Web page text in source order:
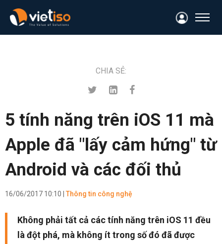
CHIA SẺ:
5 tính năng trên iOS 11 mà
Apple đã "lấy cảm hứng" từ
Android và các đối thủ
16/06/2017 10:10 | Thông tin công nghệ
Không phải tất cả các tính năng trên iOS 11 đều
là đột phá, mà không ít trong số đó đã được